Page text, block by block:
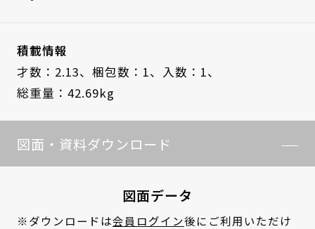
積載情報
才数：2.13、 梱包数：1、 入数：1、
総重量：42.69kg
図面・資料ダウンロード
図面データ
※ダウンロードは会員ログイン後にご利用いただけ